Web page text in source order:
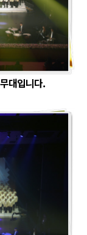
대입니다.